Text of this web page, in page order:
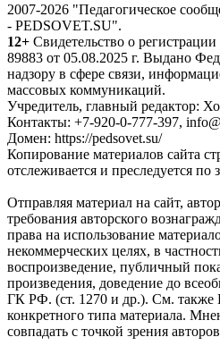
2007-2026 "Педагогическое
- PEDSOVET.SU".
12+ Свидетельство о
89883 от 05.08.2025 г. Выдано
надзору в сфере связи,
массовых коммуникаций.
Учредитель, главный редактор:
Контакты: +7-920-0-777-397,
Домен: https://pedsovet.su/
Копирование материалов сайта
отслеживается и преследуется по
Отправляя материал на сайт,
требования авторского
права на использование
некоммерческих целях, в
воспроизведение, публичный
произведения, доведение до
ГК РФ. (ст. 1270 и др.). См. также
конкретного типа материала.
совпадать с точкой зрения